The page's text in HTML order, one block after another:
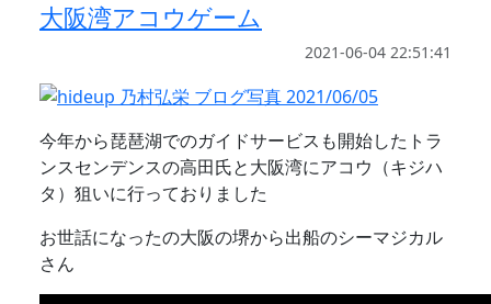
大阪湾アコウゲーム
2021-06-04 22:51:41
今年から琵琶湖でのガイドサービスも開始したトラ
ンスセンデンスの高田氏と大阪湾にアコウ（キジハ
タ）狙いに行っておりました
お世話になったの大阪の堺から出船のシーマジカル
さん